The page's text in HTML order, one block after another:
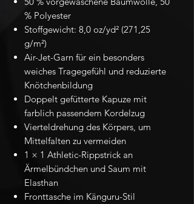
% Polyester
Stoffgewicht: 8,0 oz/yd² (271,25
g/m²)
Air-Jet-Garn für ein besonders
weiches Tragegefühl und reduzierte
Knötchenbildung
Doppelt gefütterte Kapuze mit
farblich passendem Kordelzug
Vierteldrehung des Körpers, um
Mittelfalten zu vermeiden
1 × 1 Athletic-Rippstrick an
Ärmelbündchen und Saum mit
Elasthan
Fronttasche im Känguru-Stil